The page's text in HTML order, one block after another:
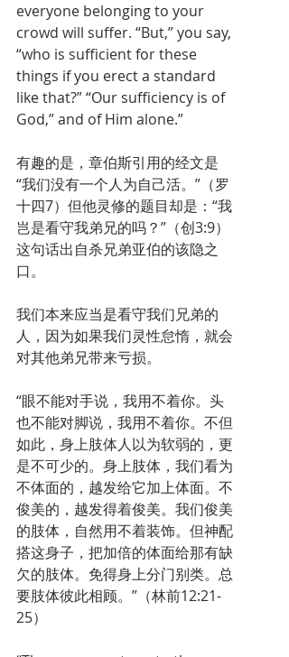
everyone belonging to your
crowd will suffer. “But,” you say,
“who is sufficient for these
things if you erect a standard
like that?” “Our sufficiency is of
God,” and of Him alone.”
有趣的是，章伯斯引用的经文是
“我们没有一个人为自己活。”（罗
十四7）但他灵修的题目却是：“我
岂是看守我弟兄的吗？”（创3:9）
这句话出自杀兄弟亚伯的该隐之
口。
我们本来应当是看守我们兄弟的
人，因为如果我们灵性怠惰，就会
对其他弟兄带来亏损。
“眼不能对手说，我用不着你。头
也不能对脚说，我用不着你。不但
如此，身上肢体人以为软弱的，更
是不可少的。身上肢体，我们看为
不体面的，越发给它加上体面。不
俊美的，越发得着俊美。我们俊美
的肢体，自然用不着装饰。但神配
搭这身子，把加倍的体面给那有缺
欠的肢体。免得身上分门别类。总
要肢体彼此相顾。”（林前12:21-
25）